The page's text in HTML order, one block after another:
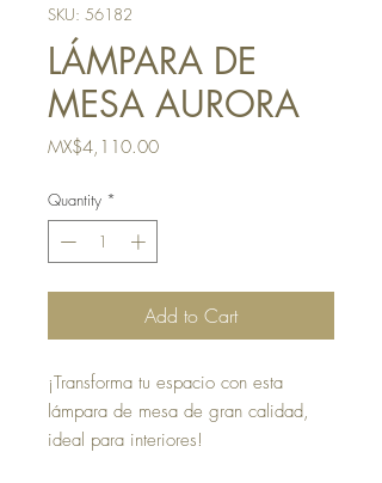
SKU: 56182
LÁMPARA DE
MESA AURORA
MX$4,110.00Price
Quantity *
Add to Cart
¡Transforma tu espacio con esta
lámpara de mesa de gran calidad,
ideal para interiores!